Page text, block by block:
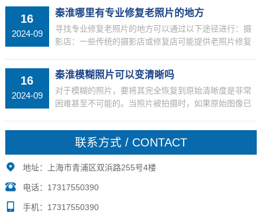
店、修复工作室或专业修复师傅的信息。当地黄页：
查...
16
2024-09
秦淮哪里有专业修复老照片的地方
寻找专业修复老照片的地方可以通过以下途径进行：摄
影店：一些传统的摄影店或修复店可能提供老照片修复
这样的服务。艺术画廊：一些艺术画廊或专业的艺术机
构可能有...
16
2024-09
秦淮模糊照片可以变清晰吗
对于模糊的照片，要将其完全恢复到原始清晰度是非常
困难甚至不可能的。当照片被拍摄时，如果原始图像已
全恢复的。然而，虽然无法完全恢复原始清晰度，但可
以通过一...
联系方式 / CONTACT
地址：上海市青浦区双浜路255号4楼
电话：17317550390
手机：17317550390